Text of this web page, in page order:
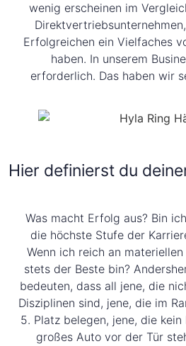
wenig erscheinen im
Erfolgreichen ein Vielfaches
haben. In unserem
erforderlich. Das haben wir
Hier definierst du
Was macht Erfolg aus? Bin
die höchste Stufe der
Wenn ich reich an
stets der Beste bin?
bedeuten, dass all jene, die
Disziplinen sind, jene, die im
5. Platz belegen, jene, die
großes Auto vor der Tür